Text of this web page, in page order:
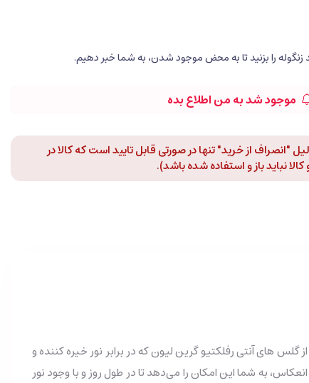
موجود شد به من اطلاع بده
"انصراف از خرید" تنها در صورتی قابل تایید است که کالا در
نباید باز و استفاده شده باشد).
گلس ضد انعکاس نور گرین لیون Anti-Reflective مناسب آیفون iPhone 13 Pro Max و آیفون iPhone 14 Plus با کد محصول GNARGL13PMCL از گلس های آنتی رفلکتیو گرین لیون که در برابر نور خیره کننده و
به شما این امکان را می‌دهد تا در طول روز و با وجود نور